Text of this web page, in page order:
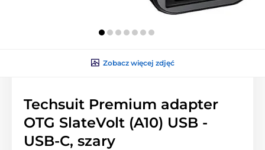
Zobacz więcej zdjęć
Techsuit Premium adapter
OTG SlateVolt (A10) USB -
USB-C, szary